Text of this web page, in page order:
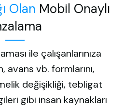
Olan Mobil Onaylı
ile çalışanlarınıza
avans vb. formlarını,
değişikliği, tebligat
gibi insan kaynakları